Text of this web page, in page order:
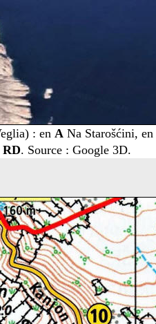
: en ANa Starošćini, en
RD. Source : Google 3D.